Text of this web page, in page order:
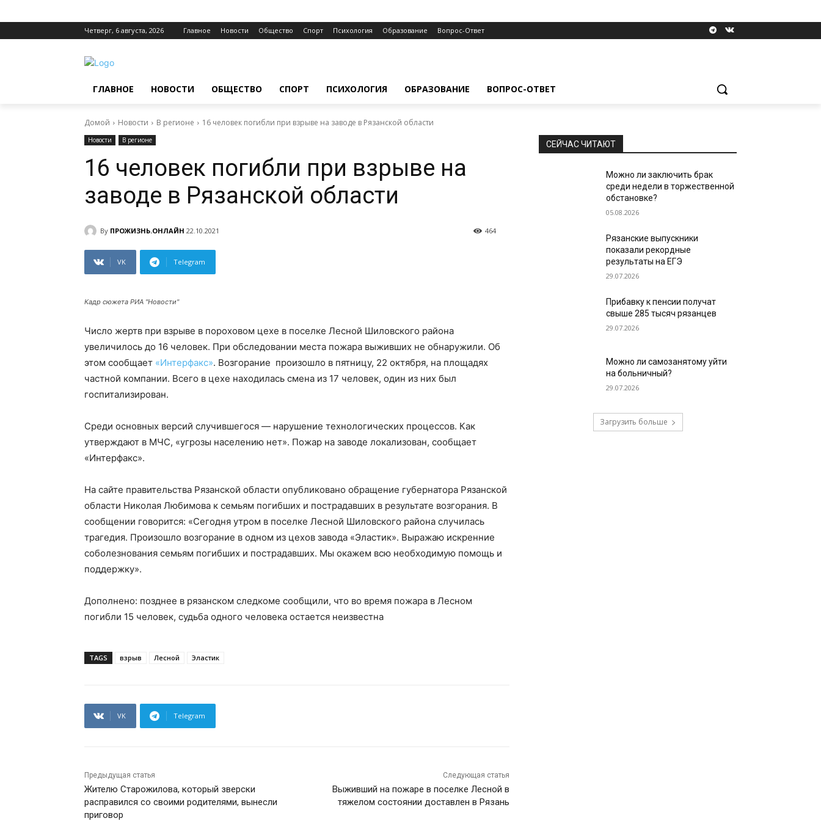
Четверг, 6 августа, 2026 Главное Новости Общество Спорт Психология Образование Вопрос-Ответ
ГЛАВНОЕ НОВОСТИ ОБЩЕСТВО СПОРТ ПСИХОЛОГИЯ ОБРАЗОВАНИЕ ВОПРОС-ОТВЕТ
Домой Новости В регионе 16 человек погибли при взрыве на заводе в Рязанской области
Новости В регионе
16 человек погибли при взрыве на
заводе в Рязанской области
By ПРОЖИЗНЬ.ОНЛАЙН 22.10.2021 464
VK Telegram
Кадр сюжета РИА "Новости"
Число жертв при взрыве в пороховом цехе в поселке Лесной Шиловского района
увеличилось до 16 человек. При обследовании места пожара выживших не обнаружили. Об
этом сообщает «Интерфакс». Возгорание произошло в пятницу, 22 октября, на площадях
частной компании. Всего в цехе находилась смена из 17 человек, один из них был
госпитализирован.
Среди основных версий случившегося — нарушение технологических процессов. Как
утверждают в МЧС, «угрозы населению нет». Пожар на заводе локализован, сообщает
«Интерфакс».
На сайте правительства Рязанской области опубликовано обращение губернатора Рязанской
области Николая Любимова к семьям погибших и пострадавших в результате возгорания. В
сообщении говорится: «Сегодня утром в поселке Лесной Шиловского района случилась
трагедия. Произошло возгорание в одном из цехов завода «Эластик». Выражаю искренние
соболезнования семьям погибших и пострадавших. Мы окажем всю необходимую помощь и
поддержку».
Дополнено: позднее в рязанском следкоме сообщили, что во время пожара в Лесном
погибли 15 человек, судьба одного человека остается неизвестна
TAGS взрыв Лесной Эластик
VK Telegram
Предыдущая статья
Жителю Старожилова, который зверски
расправился со своими родителями, вынесли
приговор
Следующая статья
Выживший на пожаре в поселке Лесной в
тяжелом состоянии доставлен в Рязань
СЕЙЧАС ЧИТАЮТ
Можно ли заключить брак
среди недели в торжественной
обстановке?
05.08.2026
Рязанские выпускники
показали рекордные
результаты на ЕГЭ
29.07.2026
Прибавку к пенсии получат
свыше 285 тысяч рязанцев
29.07.2026
Можно ли самозанятому уйти
на больничный?
29.07.2026
Загрузить больше